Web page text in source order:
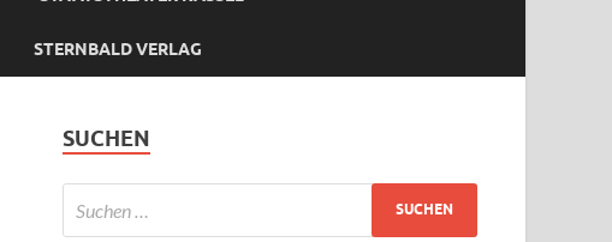
STERNBALD VERLAG
SUCHEN